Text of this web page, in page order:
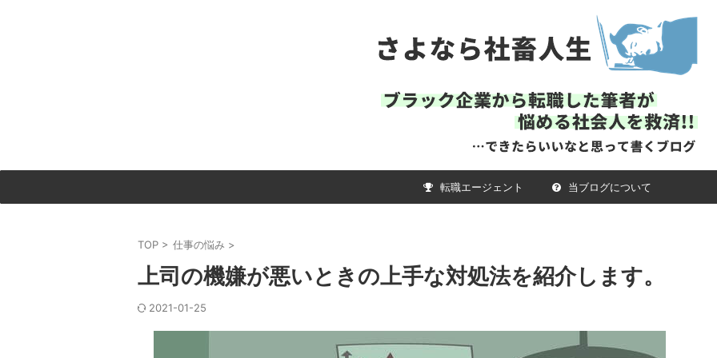
転職エージェント 当ブログについて
TOP > 仕事の悩み >
上司の機嫌が悪いときの上手な対処法を紹介します。
2021-01-25